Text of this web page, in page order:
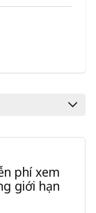
phí xem
giới hạn